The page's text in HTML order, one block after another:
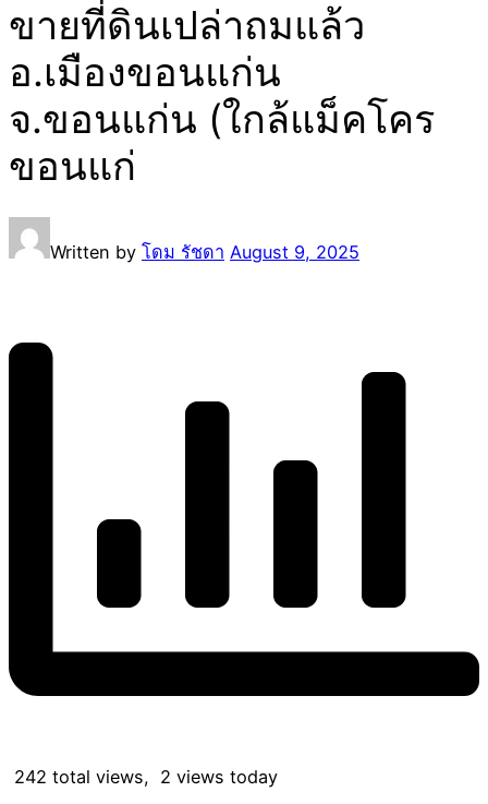
ขายที่ดินเปล่าถมแล้ว
อ.เมืองขอนแก่น
จ.ขอนแก่น (ใกล้แม็คโคร
ขอนแก่
Written by โดม รัชดา August 9, 2025
242 total views, 2 views today